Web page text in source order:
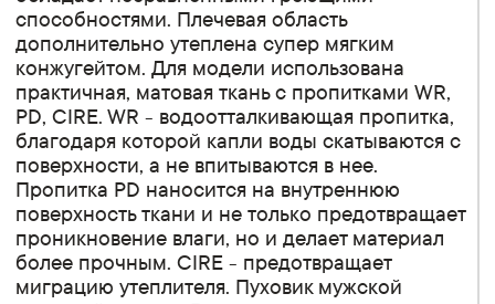
способностями. Плечевая область
дополнительно утеплена супер мягким
конжугейтом. Для модели использована
практичная, матовая ткань с пропитками WR,
PD, CIRE. WR - водоотталкивающая пропитка,
благодаря которой капли воды скатываются с
поверхности, а не впитываются в нее.
Пропитка PD наносится на внутреннюю
поверхность ткани и не только предотвращает
проникновение влаги, но и делает материал
более прочным. CIRE - предотвращает
миграцию утеплителя. Пуховик мужской